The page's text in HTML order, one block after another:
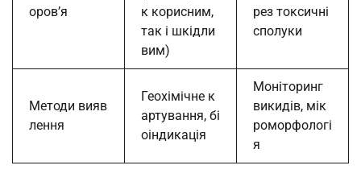
оров’я
к корисним,
так і шкідли
вим)
рез токсичні
сполуки
Методи вияв
лення
Геохімічне к
артування, бі
оіндикація
Моніторинг
викидів, мік
роморфологі
я